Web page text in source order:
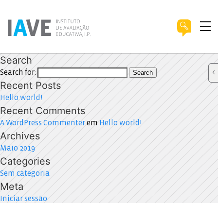
Search
Search for: Search
Recent Posts
Hello world!
Recent Comments
A WordPress Commenterem Hello world!
Archives
Maio 2019
Categories
Sem categoria
Meta
Iniciar sessão